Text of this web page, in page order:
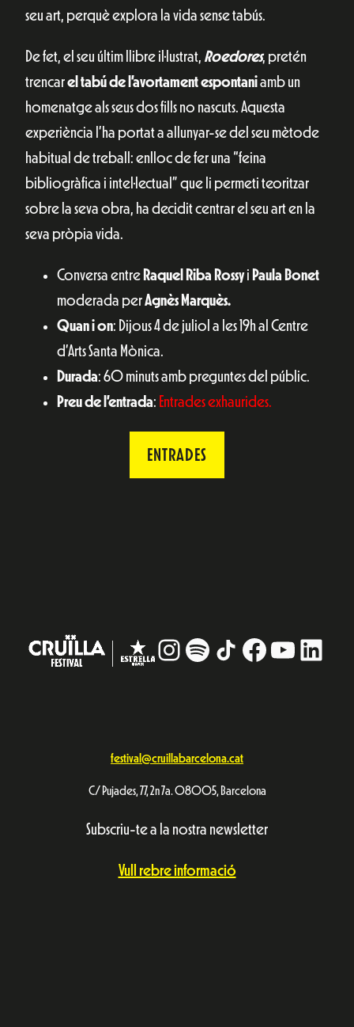
seu art, perquè explora la vida sense tabús.
De fet, el seu últim llibre il·lustrat, Roedores, pretén
trencarel tabú de l’avortament espontaniamb un
homenatge als seus dos fills no nascuts. Aquesta
experiència l’ha portat a allunyar-se del seu mètode
habitual de treball: enlloc de fer una “feina
bibliogràfica i intel·lectual” que li permeti teoritzar
sobre la seva obra, ha decidit centrar el seu art en la
seva pròpia vida.
Conversa entre Raquel Riba Rossyi Paula Bonet
moderada perAgnès Marquès.
Quan i on: Dijous 4 de juliol a les 19h al Centre
d’Arts Santa Mònica.
Durada: 60 minuts amb preguntes del públic.
Preu de l’entrada: Entrades exhaurides.
ENTRADES
Instagram
# TikTokFacebook
festival@cruillabarcelona.cat
C/ Pujades, 77, 2n 7a. 08005, Barcelona
Subscriu-te a la nostra newsletter
Vull rebre informació